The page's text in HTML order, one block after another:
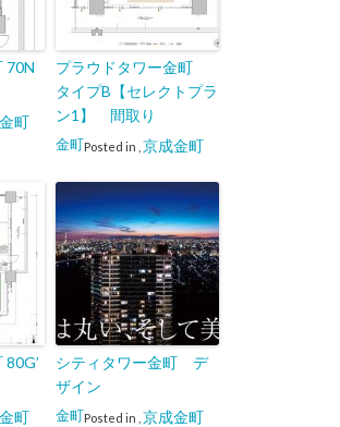
70N
町
プラウドタワー金町
タイプB【セレクトプラ
ン1】 間取り
Posted in
金町 京成金町
町
シティタワー金町 デ
ザイン
Posted in
金町 京成金町